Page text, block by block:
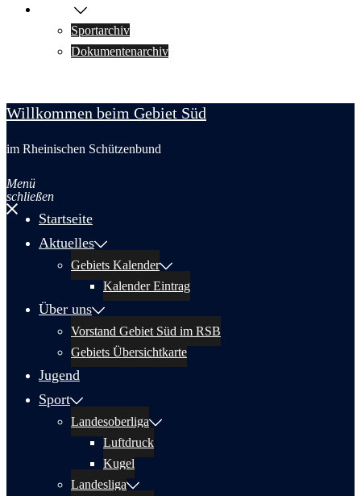
Sportarchiv
Dokumentenarchiv
Willkommen beim Gebiet Süd
im Rheinischen Schützenbund
Menü
schließen
Startseite
Aktuelles
Gebiets Kalender
Kalender Eintrag
Über uns
Vorstand Gebiet Süd im RSB
Gebiets Übersichtkarte
Jugend
Sport
Landesoberliga
Luftdruck
Kugel
Landesliga